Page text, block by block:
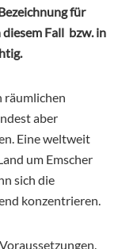
für
Fall bzw. in
räumlichen
aber
Eine weltweit
um Emscher
sich die
konzentrieren.